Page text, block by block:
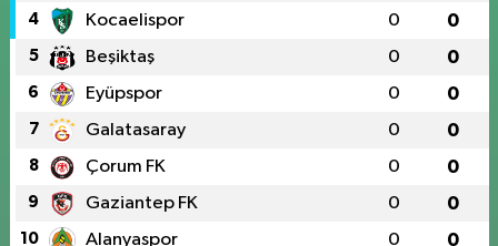
4 Kocaelispor 0 0
5 Beşiktaş 0 0
6 Eyüpspor 0 0
7 Galatasaray 0 0
8 Çorum FK 0 0
9 Gaziantep FK 0 0
10 Alanyaspor 0 0